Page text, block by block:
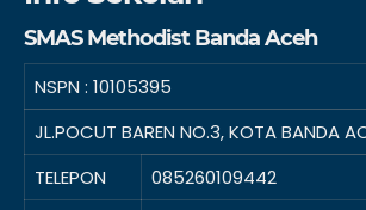
SMAS Methodist Banda Aceh
NSPN : 10105395
JL.POCUT BAREN NO.3, KOTA BANDA
TELEPON
085260109442